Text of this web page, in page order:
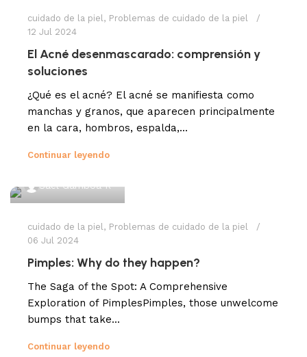
cuidado de la piel, Problemas de cuidado de la piel
12 Jul 2024
El Acné desenmascarado: comprensión y
soluciones
¿Qué es el acné? El acné se manifiesta como
manchas y granos, que aparecen principalmente
en la cara, hombros, espalda,...
Continuar leyendo
Sael Gamboa R
cuidado de la piel, Problemas de cuidado de la piel
06 Jul 2024
Pimples: Why do they happen?
The Saga of the Spot: A Comprehensive
Exploration of PimplesPimples, those unwelcome
bumps that take...
Continuar leyendo